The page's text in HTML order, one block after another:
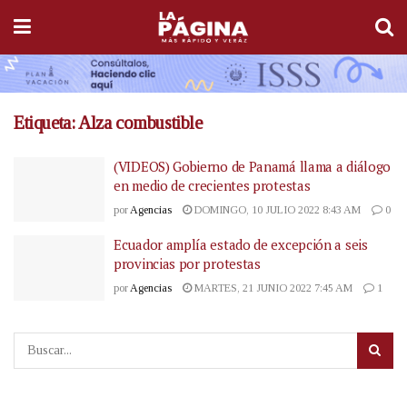
Etiqueta:Alza combustible
(VIDEOS) Gobierno de Panamá llama a diálogo
en medio de crecientes protestas
por Agencias DOMINGO, 10 JULIO 2022 8:43 AM 0
Ecuador amplía estado de excepción a seis
provincias por protestas
porAgencias MARTES, 21 JUNIO 2022 7:45 AM 1